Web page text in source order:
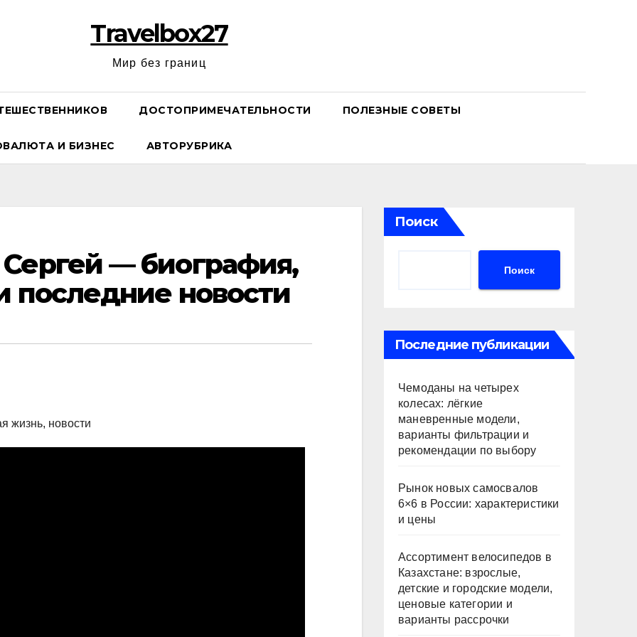
Travelbox27
Мир без границ
ДОСТОПРИМЕЧАТЕЛЬНОСТИ ПОЛЕЗНЫЕ СОВЕТЫ
И БИЗНЕС АВТОРУБРИКА
— биография,
последние новости
Поиск
Поиск
Последние публикации
Чемоданы на четырех
колесах: лёгкие
маневренные модели,
варианты фильтрации и
рекомендации по выбору
Рынок новых самосвалов
6×6 в России: характеристики
и цены
Ассортимент велосипедов в
Казахстане: взрослые,
детские и городские модели,
ценовые категории и
варианты рассрочки